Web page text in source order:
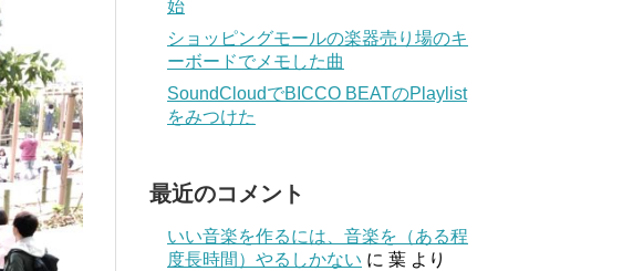
始
ショッピングモールの楽器売り場のキ
ーボードでメモした曲
SoundCloudでBICCO BEATのPlaylist
をみつけた
最近のコメント
いい音楽を作るには、音楽を（ある程
度長時間）やるしかない に 葉 より